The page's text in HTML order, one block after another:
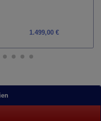
1.499,00 €